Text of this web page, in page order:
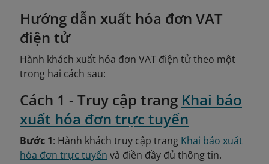
Hướng dẫn xuất hóa đơn VAT
điện tử
Hành khách xuất hóa đơn VAT điện tử theo một
trong hai cách sau:
Cách 1 - Truy cập trang Khai báo
xuất hóa đơn trực tuyến
Bước 1: Hành khách truy cập trang Khai báo xuất
hóa đơn trực tuyến và điền đầy đủ thông tin.